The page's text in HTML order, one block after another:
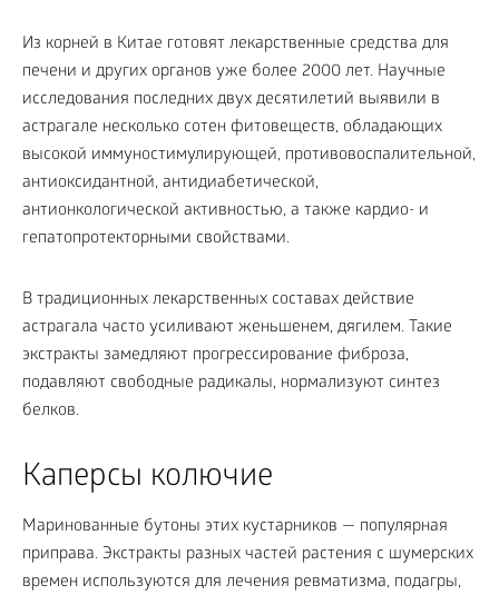
Из корней в Китае готовят лекарственные средства для
печени и других органов уже более 2000 лет. Научные
исследования последних двух десятилетий выявили в
астрагале несколько сотен фитовеществ, обладающих
высокой иммуностимулирующей, противовоспалительной,
антиоксидантной, антидиабетической,
антионкологической активностью, а также кардио- и
гепатопротекторными свойствами.
В традиционных лекарственных составах действие
астрагала часто усиливают женьшенем, дягилем. Такие
экстракты замедляют прогрессирование фиброза,
подавляют свободные радикалы, нормализуют синтез
белков.
Каперсы колючие
Маринованные бутоны этих кустарников — популярная
приправа. Экстракты разных частей растения с шумерских
времен используются для лечения ревматизма, подагры,